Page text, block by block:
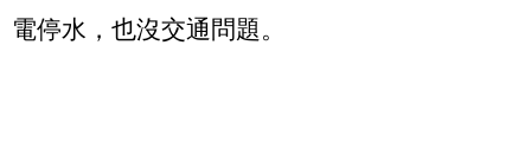
電停水，也沒交通問題。